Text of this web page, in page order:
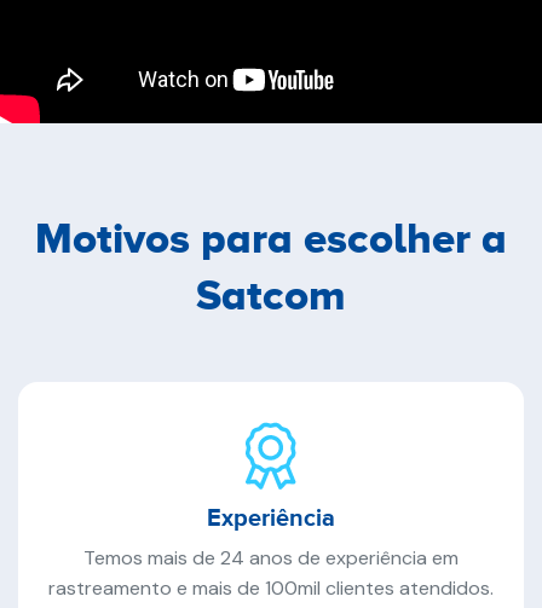
Motivos para escolher a
Satcom
Experiência
Temos mais de 24 anos de experiência em
rastreamento e mais de 100mil clientes atendidos.